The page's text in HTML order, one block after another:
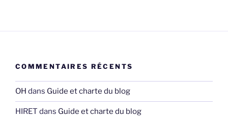
COMMENTAIRES RÉCENTS
OH dans Guide et charte du blog
HIRET dans Guide et charte du blog